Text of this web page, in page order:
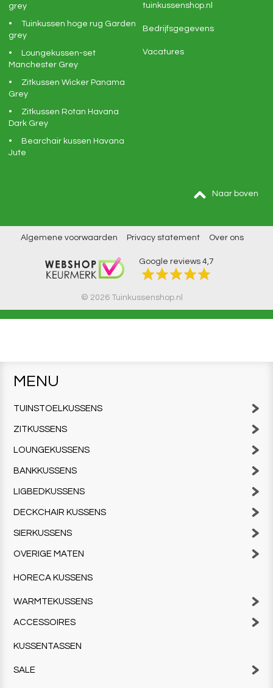
grey
Tuinkussen hoge rug Garden
grey
Loungekussen-set
Manchester Grey
Zitkussen Wicker Panama
Grey
Zitkussen Rotan Havana
Dark Grey
Bearchair kussen Havana
Jute
tuinkussenshop.nl
Bedrijfsgegevens
Vacatures
Naar boven
Algemene voorwaarden Privacy statement Over ons
Google reviews 4,7
© 2026 Tuinkussenshop.nl
MENU
TUINSTOELKUSSENS
ZITKUSSENS
LOUNGEKUSSENS
BANKKUSSENS
LIGBEDKUSSENS
DECKCHAIR KUSSENS
SIERKUSSENS
OVERIGE MATEN
HORECA KUSSENS
WARMTEKUSSENS
ACCESSOIRES
KUSSENTASSEN
SALE